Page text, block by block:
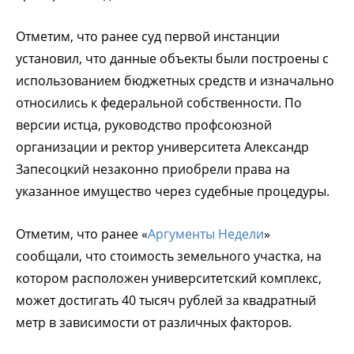
Отметим, что ранее суд первой инстанции
установил, что данные объекты были построены с
использованием бюджетных средств и изначально
относились к федеральной собственности. По
версии истца, руководство профсоюзной
организации и ректор университета Александр
Запесоцкий незаконно приобрели права на
указанное имущество через судебные процедуры.
Отметим, что ранее «Аргументы Недели»
сообщали, что стоимость земельного участка, на
котором расположен университетский комплекс,
может достигать 40 тысяч рублей за квадратный
метр в зависимости от различных факторов.